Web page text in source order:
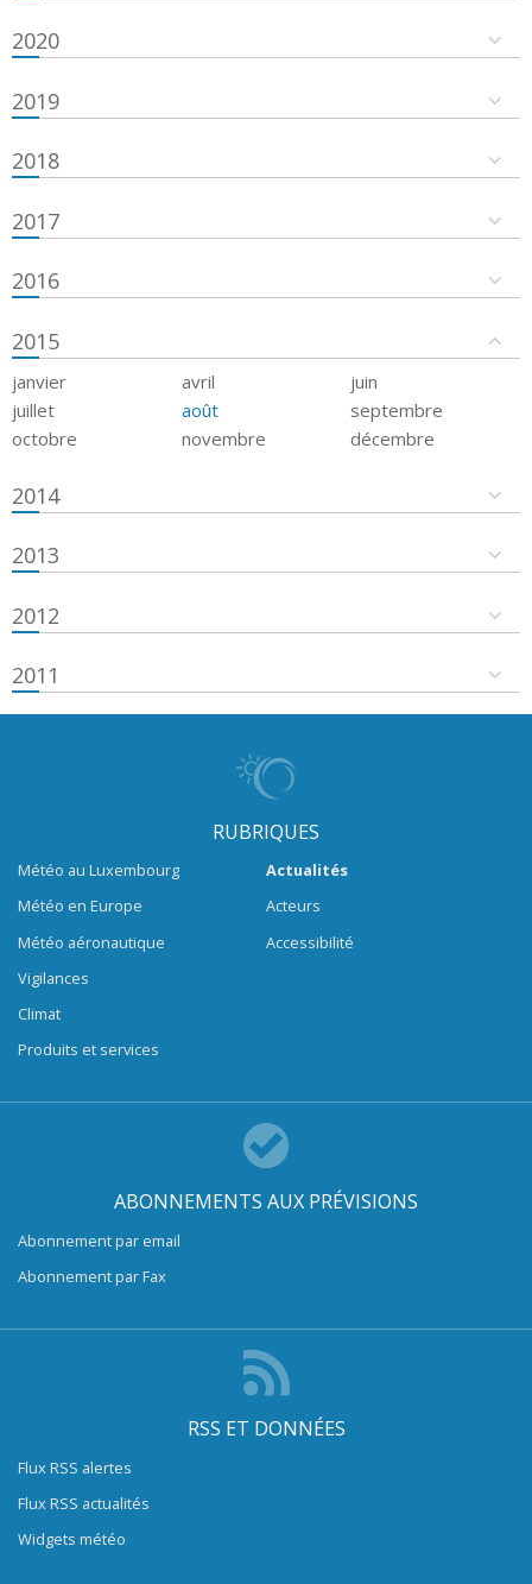
2020
2019
2018
2017
2016
2015
janvier avril
juin
juillet
août
septembre
octobre
novembre décembre
2014
2013
2012
2011
RUBRIQUES
Météo au Luxembourg
Météo en Europe
Météo aéronautique
Vigilances
Climat
Produits et services
Actualités
Acteurs
Accessibilité
ABONNEMENTS AUX PRÉVISIONS
Abonnement par email
Abonnement par Fax
RSS ET DONNÉES
Flux RSS alertes
Flux RSS actualités
Widgets météo